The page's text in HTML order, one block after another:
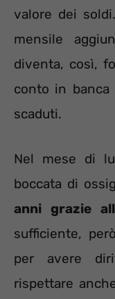
valore dei
mensile
diventa, così,
conto in
scaduti.
Nel mese di
boccata di
anni grazie
sufficiente,
per avere
rispettare